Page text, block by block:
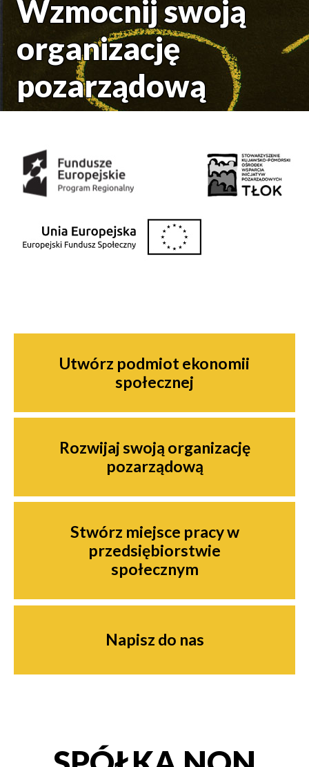
Wzmocnij swoją
organizację
pozarządową
Utwórz podmiot ekonomii
społecznej
Rozwijaj swoją organizację
pozarządową
Stwórz miejsce pracy w
przedsiębiorstwie
społecznym
Napisz do nas